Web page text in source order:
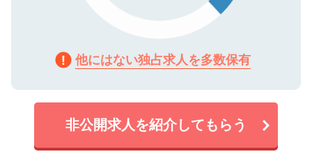
他にはない独占求人を多数保有
非公開求人を紹介してもらう